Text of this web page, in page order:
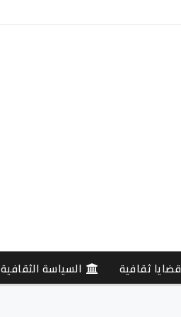
قضايا ثقافية السياسة الثقافية